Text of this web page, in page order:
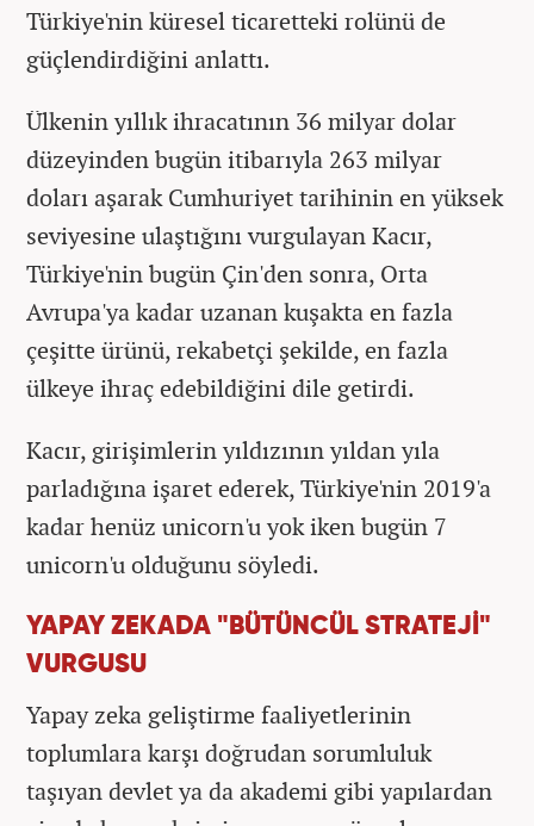
Türkiye'nin küresel ticaretteki rolünü de
güçlendirdiğini anlattı.
Ülkenin yıllık ihracatının 36 milyar dolar
düzeyinden bugün itibarıyla 263 milyar
doları aşarak Cumhuriyet tarihinin en yüksek
seviyesine ulaştığını vurgulayan Kacır,
Türkiye'nin bugün Çin'den sonra, Orta
Avrupa'ya kadar uzanan kuşakta en fazla
çeşitte ürünü, rekabetçi şekilde, en fazla
ülkeye ihraç edebildiğini dile getirdi.
Kacır, girişimlerin yıldızının yıldan yıla
parladığına işaret ederek, Türkiye'nin 2019'a
kadar henüz unicorn'u yok iken bugün 7
unicorn'u olduğunu söyledi.
YAPAY ZEKADA "BÜTÜNCÜL STRATEJİ"
VURGUSU
Yapay zeka geliştirme faaliyetlerinin
toplumlara karşı doğrudan sorumluluk
taşıyan devlet ya da akademi gibi yapılardan